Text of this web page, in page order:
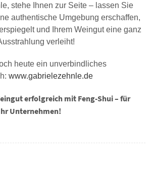
stehe Ihnen zur Seite – lassen Sie
authentische Umgebung erschaffen,
und Ihrem Weingut eine ganz
verleiht!
heute ein unverbindliches
www.gabrielezehnle.de
erfolgreich mit Feng-Shui – für
Unternehmen!